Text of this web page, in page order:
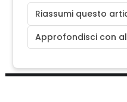
Riassumi questo
Approfondisci con